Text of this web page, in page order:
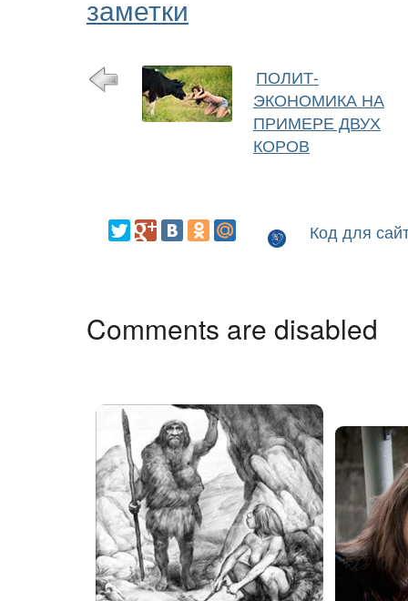
заметки
ПОЛИТ-
ЭКОНОМИКА НА
ПРИМЕРЕ ДВУХ
КОРОВ
Код для
Comments are disabled